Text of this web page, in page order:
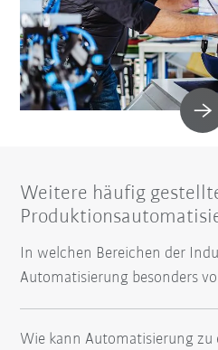
Weitere häufig
In welchen Bereichen der
Automatisierung besonders
Wie kann Automatisierung zu